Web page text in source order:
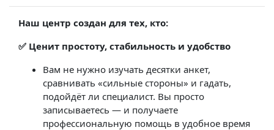
Наш центр создан для тех, кто:
✅ Ценит простоту, стабильность и удобство
Вам не нужно изучать десятки анкет,
сравнивать «сильные стороны» и гадать,
подойдёт ли специалист. Вы просто
записываетесь — и получаете
профессиональную помощь в удобное время